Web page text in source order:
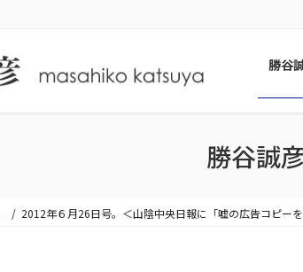
勝谷
勝谷誠
2012年６月26日号。＜山陰中央日報に「嘘の広告コピー